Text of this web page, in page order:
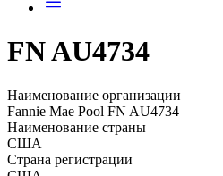
FN AU4734
Наименование организации
Fannie Mae Pool FN AU4734
Наименование страны
США
Страна регистрации